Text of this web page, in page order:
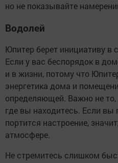
но не показывайте
Водолей
Юпитер берет инициативу в
Если у вас беспорядок в
и в жизни, потому что
энергетика дома и
определяющей. Важно не то,
где вы находитесь. Если вы
портится настроение,
атмосфере.
Не стремитесь слишком